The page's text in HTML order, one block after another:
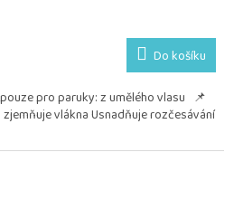
Do košíku
pro paruky: z umělého vlasu 📌
vlákna Usnadňuje rozčesávání